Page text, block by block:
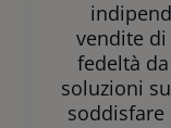
vendite di
fedeltà
soluzioni
soddisfare